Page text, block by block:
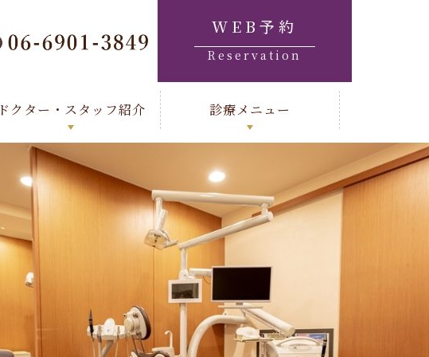
WEB予約
Reservation
ドクター・スタッフ紹介 診療メニュー